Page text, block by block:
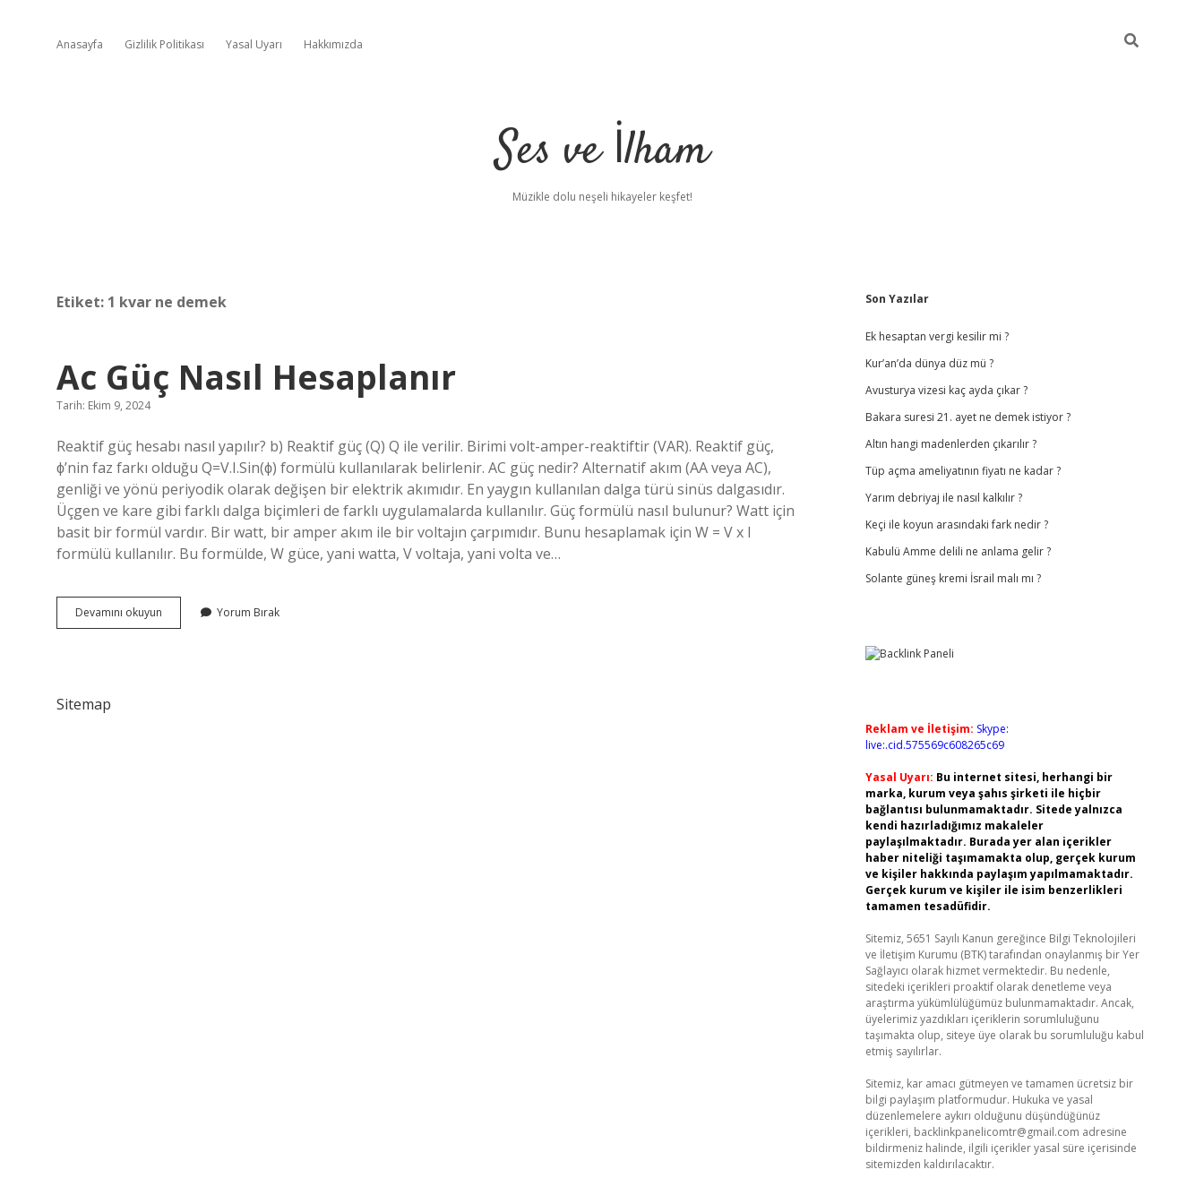
Anasayfa Gizlilik Politikası Yasal Uyarı Hakkımızda
Ses ve İlham
Müzikle dolu neşeli hikayeler keşfet!
Etiket: 1 kvar ne demek
Ac Güç Nasıl Hesaplanır
Tarih: Ekim 9, 2024
Reaktif güç hesabı nasıl yapılır? b) Reaktif güç (Q) Q ile verilir. Birimi volt-amper-reaktiftir (VAR). Reaktif güç,
ϕ’nin faz farkı olduğu Q=V.I.Sin(ϕ) formülü kullanılarak belirlenir. AC güç nedir? Alternatif akım (AA veya AC),
genliği ve yönü periyodik olarak değişen bir elektrik akımıdır. En yaygın kullanılan dalga türü sinüs dalgasıdır.
Üçgen ve kare gibi farklı dalga biçimleri de farklı uygulamalarda kullanılır. Güç formülü nasıl bulunur? Watt için
basit bir formül vardır. Bir watt, bir amper akım ile bir voltajın çarpımıdır. Bunu hesaplamak için W = V x I
formülü kullanılır. Bu formülde, W güce, yani watta, V voltaja, yani volta ve…
Devamını okuyun
Güç
Yorum Bırak
Sitemap
Sidebar
Son Yazılar
Ek hesaptan vergi kesilir mi ?
Kur’an’da dünya düz mü ?
Avusturya vizesi kaç ayda çıkar ?
Bakara suresi 21. ayet ne demek istiyor ?
Altın hangi madenlerden çıkarılır ?
Tüp açma ameliyatının fiyatı ne kadar ?
Yarım debriyaj ile nasıl kalkılır ?
Keçi ile koyun arasındaki fark nedir ?
Kabulü Amme delili ne anlama gelir ?
Solante güneş kremi İsrail malı mı ?
Reklam ve İletişim: Skype:
live:.cid.575569c608265c69
Yasal Uyarı: Bu internet sitesi, herhangi bir
marka, kurum veya şahıs şirketi ile hiçbir
bağlantısı bulunmamaktadır. Sitede yalnızca
kendi hazırladığımız makaleler
paylaşılmaktadır. Burada yer alan içerikler
haber niteliği taşımamakta olup, gerçek kurum
ve kişiler hakkında paylaşım yapılmamaktadır.
Gerçek kurum ve kişiler ile isim benzerlikleri
tamamen tesadüfidir.
Sitemiz, 5651 Sayılı Kanun gereğince Bilgi Teknolojileri
ve İletişim Kurumu (BTK) tarafından onaylanmış bir Yer
Sağlayıcı olarak hizmet vermektedir. Bu nedenle,
sitedeki içerikleri proaktif olarak denetleme veya
araştırma yükümlülüğümüz bulunmamaktadır. Ancak,
üyelerimiz yazdıkları içeriklerin sorumluluğunu
taşımakta olup, siteye üye olarak bu sorumluluğu kabul
etmiş sayılırlar.
Sitemiz, kar amacı gütmeyen ve tamamen ücretsiz bir
bilgi paylaşım platformudur. Hukuka ve yasal
düzenlemelere aykırı olduğunu düşündüğünüz
içerikleri, backlinkpanelicomtr@gmail.com adresine
bildirmeniz halinde, ilgili içerikler yasal süre içerisinde
sitemizden kaldırılacaktır.